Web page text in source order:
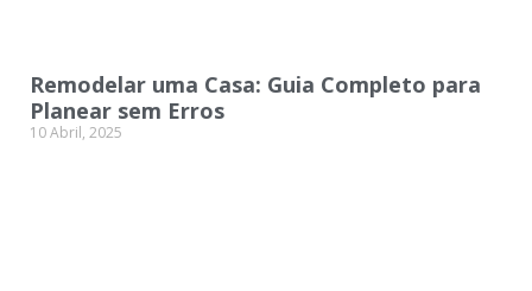
Remodelar uma Casa: Guia Completo para
Planear sem Erros
10 Abril, 2025